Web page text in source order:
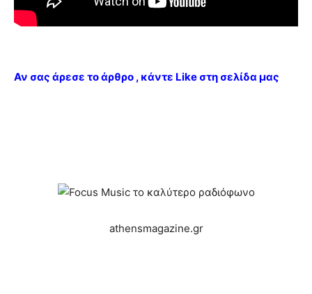
Αν σας άρεσε το άρθρο , κάντε Like στη σελίδα μας
athensmagazine.gr